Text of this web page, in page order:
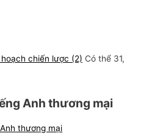
chiến lược (2) Có thể 31,
Anh thương mại